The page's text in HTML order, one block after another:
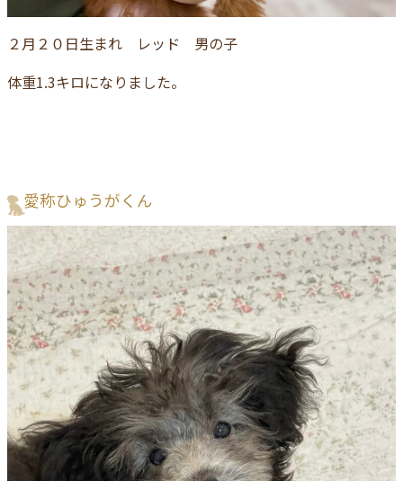
２月２０日生まれ レッド 男の子
体重1.3キロになりました。
愛称ひゅうがくん